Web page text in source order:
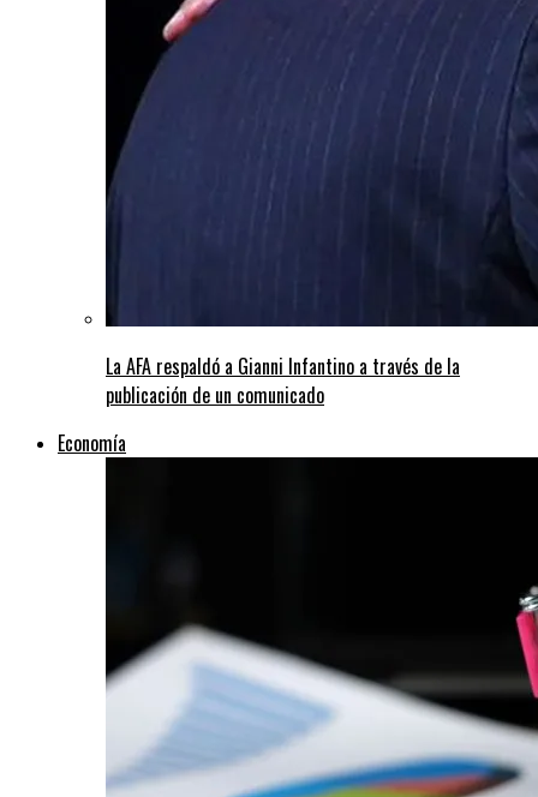
La AFA respaldó a Gianni Infantino a través de la
publicación de un comunicado
Economía